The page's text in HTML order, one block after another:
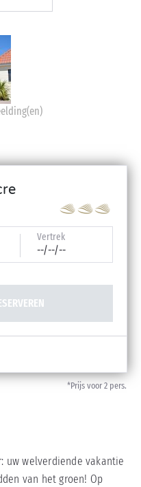
Vertrek
--/--/--
*Prijs voor 2 pers.
uw welverdiende vakantie
van het groen! Op